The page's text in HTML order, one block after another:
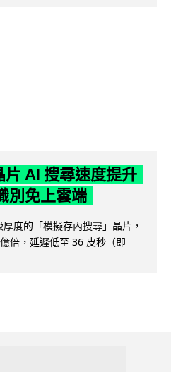
AI 搜尋速度提升
別免上雲端
度的「模擬存內搜尋」晶片，
倍，延遲低至 36 皮秒（即